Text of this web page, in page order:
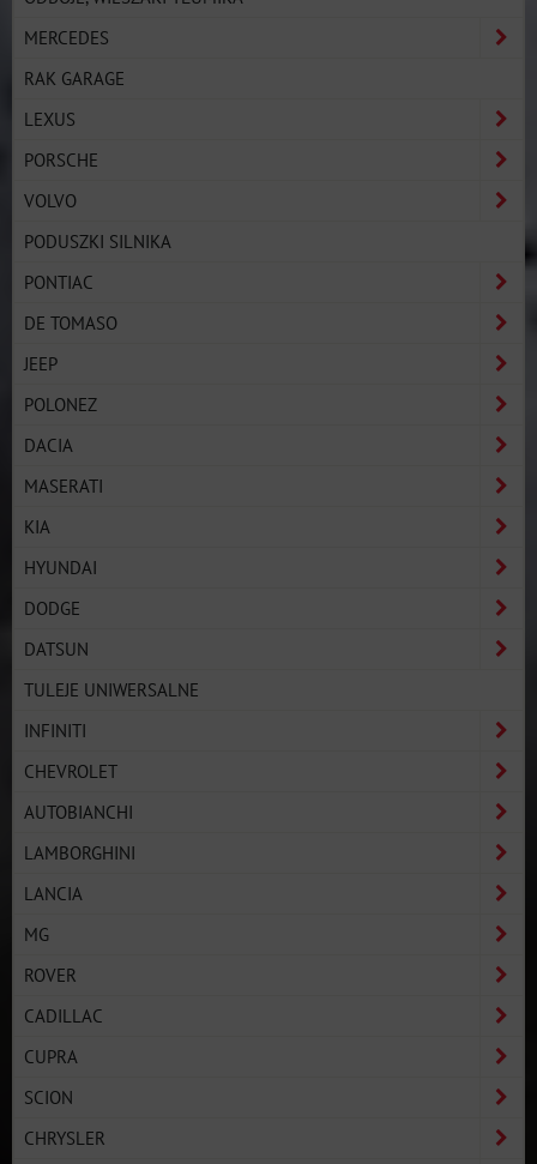
MERCEDES
RAK GARAGE
LEXUS
PORSCHE
VOLVO
PODUSZKI SILNIKA
PONTIAC
DE TOMASO
JEEP
POLONEZ
DACIA
MASERATI
KIA
HYUNDAI
DODGE
DATSUN
TULEJE UNIWERSALNE
INFINITI
CHEVROLET
AUTOBIANCHI
LAMBORGHINI
LANCIA
MG
ROVER
CADILLAC
CUPRA
SCION
CHRYSLER